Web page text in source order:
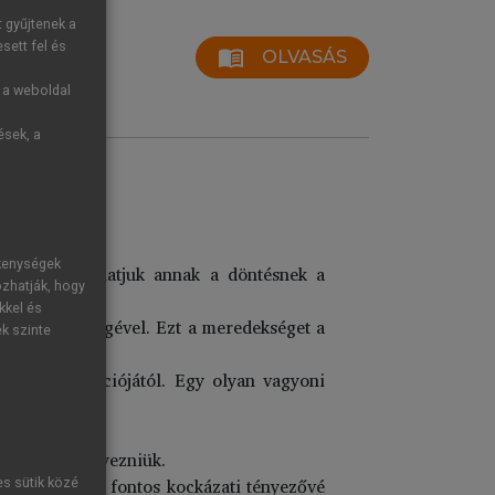
menu_book OLVASÁS
annak a döntésnek a
meredekségével. Ezt a meredekséget a
való korrelációjától. Egy olyan vagyoni
kell egyezniük.
fizet, és ez fontos kockázati tényezővé
a
fel és
weboldal
a
hogy
és
szinte
sütik közé